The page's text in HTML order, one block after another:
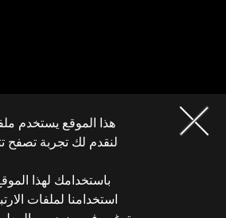
هذا الموقع يستخدم
لنقدم لك تجربة
باستخدامك لهذا
استخدامنا لملفات